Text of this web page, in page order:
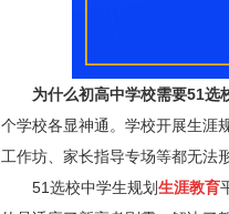
为什么初高中学校需要51选
个学校各显神通。学校开展生涯
工作坊、家长指导专场等都无法
51选校中学生规划生涯教育